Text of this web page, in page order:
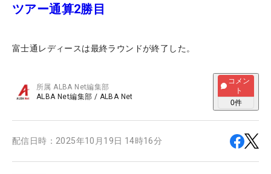
ツアー通算2勝目
富士通レディースは最終ラウンドが終了した。
所属ALBA Net編集部
ALBA Net編集部 / ALBA Net
コメン
ト
0件
配信日時： 2025年10月19日 14時16分